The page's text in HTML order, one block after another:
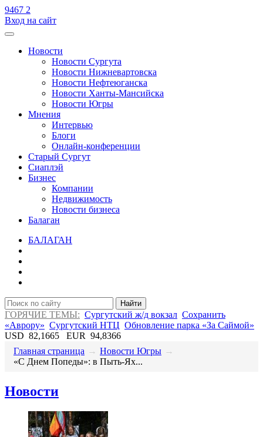
9467 2
Вход на сайт
Новости
Новости Сургута
Новости Нижневартовска
Новости Нефтеюганска
Новости Ханты-Мансийска
Новости Югры
Мнения
Интервью
Блоги
Онлайн-конференции
Старый Сургут
Сиаплэй
Бизнес
Компании
Недвижимость
Новости бизнеса
Балаган
БАЛАГАН
Найти
ГОРЯЧИЕ ТЕМЫ: Сургутский ж/д вокзал Сохранить
«Аврору» Сургутский НТЦ Обновление парка «За Саймой»
USD 82,1665 EUR 94,8366
Главная страница → Новости Югры →
«С Днем Попеды»: в Пыть-Ях...
Новости